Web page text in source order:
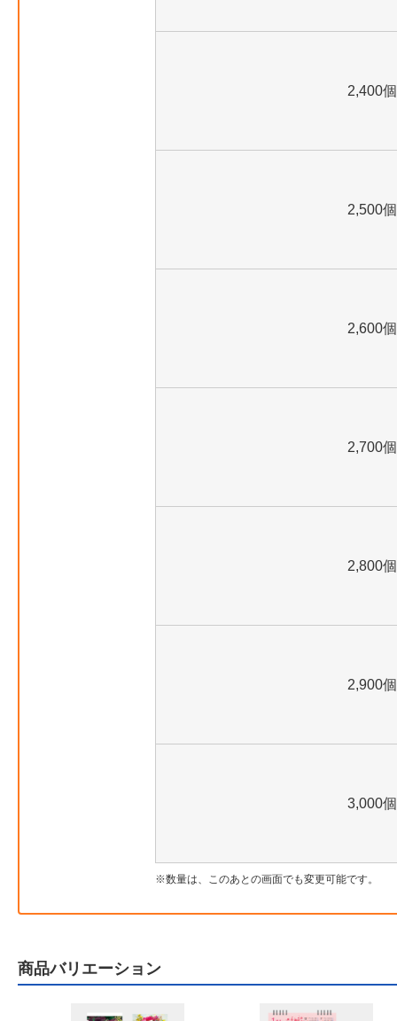
2,400個
2,500個
2,600個
2,700個
2,800個
2,900個
3,000個
数量は、このあとの画面でも変更可能です。
商品バリエーション